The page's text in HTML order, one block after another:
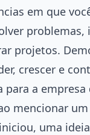
em que
projetos.
crescer e
a empresa
mencionar
uma